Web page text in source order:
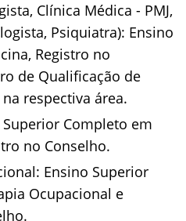
Clínica Médica - PMJ,
Psiquiatra): Ensino
Registro no
de Qualificação de
na respectiva área.
Completo em
no Conselho.
Ensino Superior
Ocupacional e